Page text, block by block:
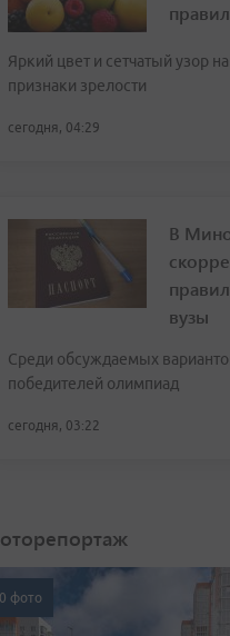
Яркий цвет и сетчатый узор
признаки зрелости
сегодня, 04:29
В
вузы
Среди обсуждаемых
победителей олимпиад
сегодня, 03:22
фото